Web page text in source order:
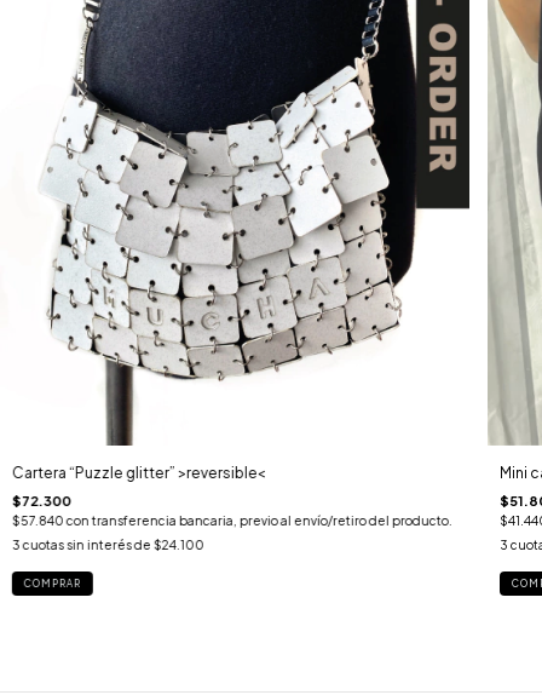
Cartera “Puzzle glitter” >reversible<
$72.300
$57.840con transferencia bancaria, previo al envío/retiro del producto.
3 cuotas sin interés de $24.100
Mini
3